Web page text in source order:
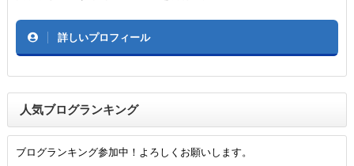
詳しいプロフィール
人気ブログランキング
ブログランキング参加中！よろしくお願いします。